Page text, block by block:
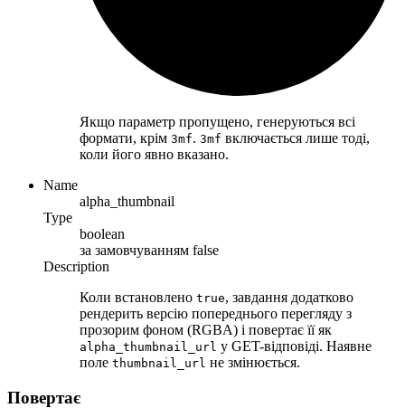
Якщо параметр пропущено, генеруються всі
формати, крім 3mf. 3mf включається лише тоді,
коли його явно вказано.
Name
alpha_thumbnail
Type
boolean
за замовчуванням false
Description
Коли встановлено true, завдання додатково
рендерить версію попереднього перегляду з
прозорим фоном (RGBA) і повертає її як
alpha_thumbnail_url у GET-відповіді. Наявне
поле thumbnail_url не змінюється.
Повертає